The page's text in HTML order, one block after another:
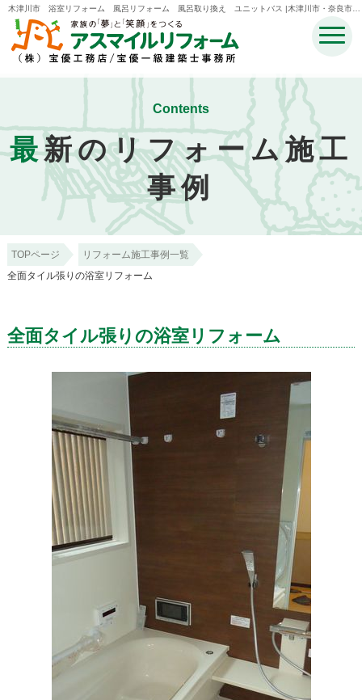
木津川市 浴室リフォーム 風呂リフォーム 風呂取り換え ユニットバス |木津川市・奈良市・
生駒市・精華町・井手町のリフォームのことなら宝優工務店アスマイルリフォーム
Contents
最新のリフォーム施工
事例
TOPページ
リフォーム施工事例一覧
全面タイル張りの浴室リフォーム
全面タイル張りの浴室リフォーム